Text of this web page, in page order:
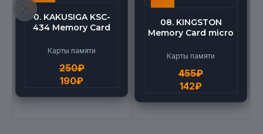
0. KAKUSIGA KSC-
434 Memory Card
High Speed (4G)
Карты памяти
250₽
190₽
08. KINGSTON
Memory Card micro
Карты памяти
455₽
142₽